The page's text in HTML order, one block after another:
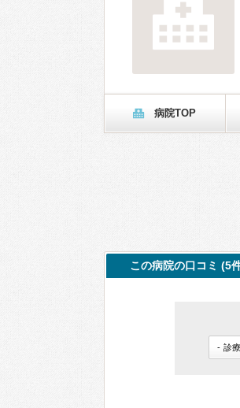
病院TOP
この病院の口コミ (5